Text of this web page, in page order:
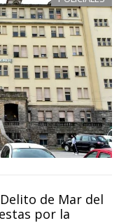
de Mar del
por la